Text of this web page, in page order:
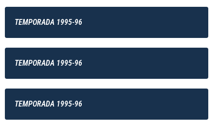
TEMPORADA 1995-96
TEMPORADA 1995-96
TEMPORADA 1995-96